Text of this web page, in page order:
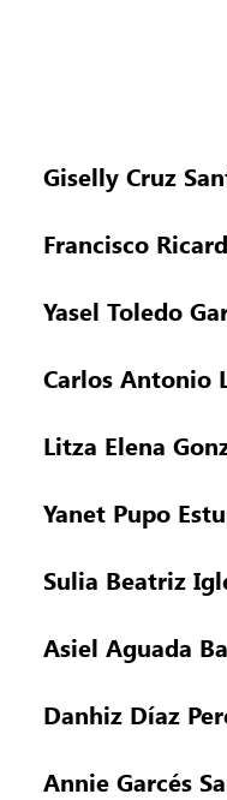
Giselly Cruz
Francisco
Yasel Toledo
Carlos Antonio
Litza Elena
Yanet Pupo
Sulia Beatriz
Asiel Aguada
Danhiz Díaz
Annie Garcés